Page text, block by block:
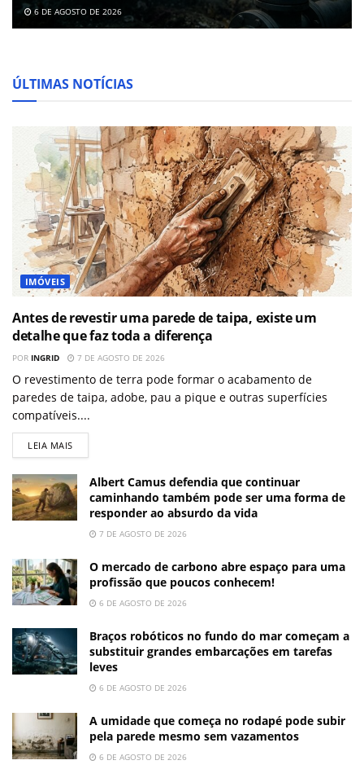
6 DE AGOSTO DE 2026
ÚLTIMAS NOTÍCIAS
IMÓVEIS
Antes de revestir uma parede de taipa, existe um
detalhe que faz toda a diferença
POR INGRID 7 DE AGOSTO DE 2026
O revestimento de terra pode formar o acabamento de
paredes de taipa, adobe, pau a pique e outras superfícies
compatíveis....
LEIA MAIS
Albert Camus defendia que continuar
caminhando também pode ser uma forma de
responder ao absurdo da vida
7 DE AGOSTO DE 2026
O mercado de carbono abre espaço para uma
profissão que poucos conhecem!
6 DE AGOSTO DE 2026
Braços robóticos no fundo do mar começam a
substituir grandes embarcações em tarefas
leves
6 DE AGOSTO DE 2026
A umidade que começa no rodapé pode subir
pela parede mesmo sem vazamentos
6 DE AGOSTO DE 2026